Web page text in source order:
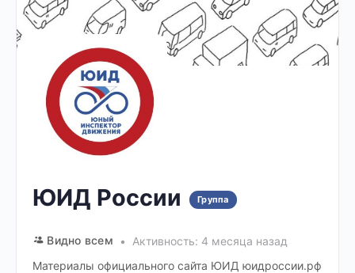
ЮИД России Группа
Видно всем
Активность: 4 месяца назад
Материалы официального сайта ЮИД юидроссии.рф